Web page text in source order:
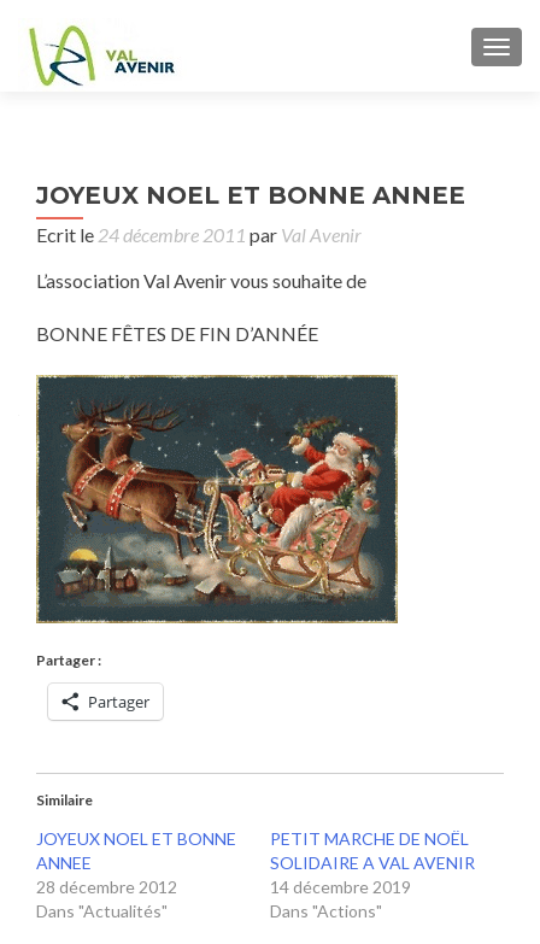
JOYEUX NOEL ET BONNE ANNEE
Ecrit le 24 décembre 2011 par Val Avenir
L’association Val Avenir vous souhaite de
BONNE FÊTES DE FIN D’ANNÉE
Partager :
Partager
Similaire
JOYEUX NOEL ET BONNE
ANNEE
28 décembre 2012
Dans "Actualités"
PETIT MARCHE DE NOËL
SOLIDAIRE A VAL AVENIR
14 décembre 2019
Dans "Actions"